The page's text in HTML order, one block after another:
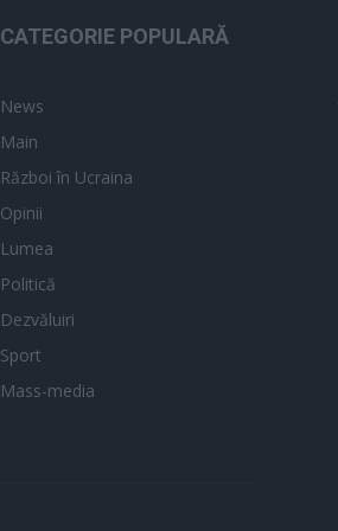
CATEGORIE POPULARĂ
News
Main
Război în Ucraina
Opinii
Lumea
Politică
Dezvăluiri
Sport
Mass-media